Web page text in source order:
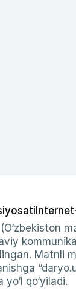
Matnli
qo‘yiladi.